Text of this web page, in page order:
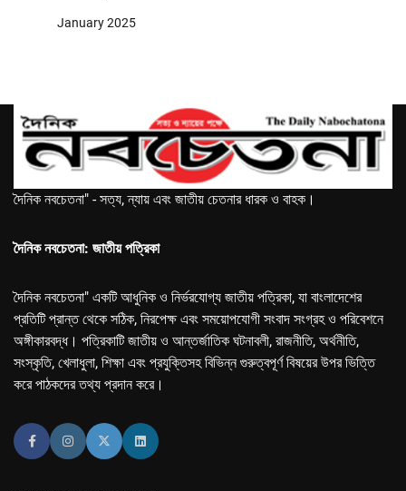
January 2025
দৈনিক নবচেতনা" - সত্য, ন্যায় এবং জাতীয় চেতনার ধারক ও বাহক।
দৈনিক নবচেতনা: জাতীয় পত্রিকা
দৈনিক নবচেতনা" একটি আধুনিক ও নির্ভরযোগ্য জাতীয় পত্রিকা, যা বাংলাদেশের
প্রতিটি প্রান্ত থেকে সঠিক, নিরপেক্ষ এবং সময়োপযোগী সংবাদ সংগ্রহ ও পরিবেশনে
অঙ্গীকারবদ্ধ। পত্রিকাটি জাতীয় ও আন্তর্জাতিক ঘটনাবলী, রাজনীতি, অর্থনীতি,
সংস্কৃতি, খেলাধুলা, শিক্ষা এবং প্রযুক্তিসহ বিভিন্ন গুরুত্বপূর্ণ বিষয়ের উপর ভিত্তি
করে পাঠকদের তথ্য প্রদান করে।